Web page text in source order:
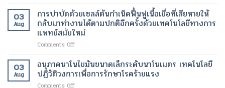
ลด
น้ำ
หนัก
เปลี่ยนแปลง
ชีวิต
ของ
ผู้
ผ่าตัด
สมัย
ใหม่
ของ
ผู้
ป่วย
ความ
งาม
สมัย
ใหม่
เพื่อ
ที่
กระจ่าง
แก
รม
แวน
ควิช
เทคโนโลยี
ใหม่
เพื่อ
การ
03
Aug
การบำบัดด้วยเซลล์ต้นกำเนิดฟื้นฟูเนื้อเยื่อที่เสียหายให้
กลับมาทำงานได้ตามปกติอีกครั้งด้วยเทคโนโลยีทางการ
แพทย์สมัยใหม่
Comments Offon
บำบัด
ด้วย
เซลล์
03
Aug
อนุภาคนาโนไขมันขนาดเล็กระดับนาโนเมตร เทคโนโลยี
ปฏิวัติวงการเพื่อการรักษาโรคร้ายแรง
Comments Offon